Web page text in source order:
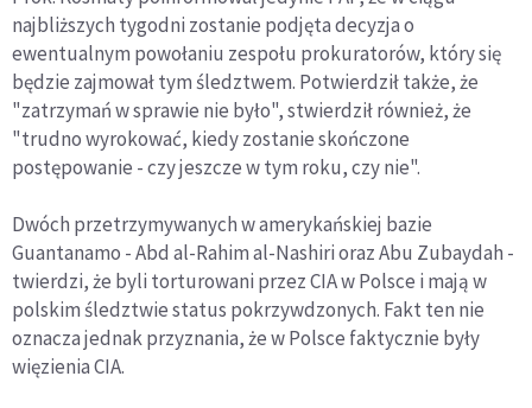
najbliższych tygodni zostanie podjęta decyzja o
ewentualnym powołaniu zespołu prokuratorów, który się
będzie zajmował tym śledztwem. Potwierdził także, że
"zatrzymań w sprawie nie było", stwierdził również, że
"trudno wyrokować, kiedy zostanie skończone
postępowanie - czy jeszcze w tym roku, czy nie".
Dwóch przetrzymywanych w amerykańskiej bazie
Guantanamo - Abd al-Rahim al-Nashiri oraz Abu Zubaydah -
twierdzi, że byli torturowani przez CIA w Polsce i mają w
polskim śledztwie status pokrzywdzonych. Fakt ten nie
oznacza jednak przyznania, że w Polsce faktycznie były
więzienia CIA.